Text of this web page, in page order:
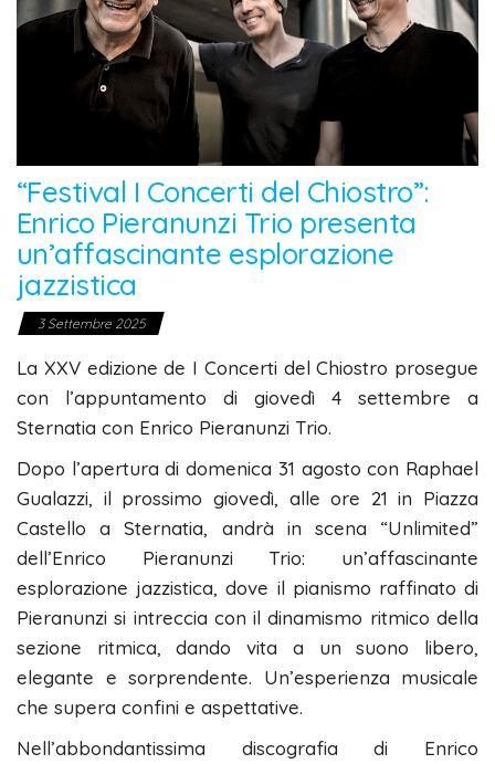
“Festival I Concerti del Chiostro”:
Enrico Pieranunzi Trio presenta
un’affascinante esplorazione
jazzistica
3 Settembre 2025
La XXV edizione de I Concerti del Chiostro prosegue
con l’appuntamento di giovedì 4 settembre a
Sternatia con Enrico Pieranunzi Trio.
Dopo l’apertura di domenica 31 agosto con Raphael
Gualazzi, il prossimo giovedì, alle ore 21 in Piazza
Castello a Sternatia, andrà in scena “Unlimited”
dell’Enrico Pieranunzi Trio: un’affascinante
esplorazione jazzistica, dove il pianismo raffinato di
Pieranunzi si intreccia con il dinamismo ritmico della
sezione ritmica, dando vita a un suono libero,
elegante e sorprendente. Un’esperienza musicale
che supera confini e aspettative.
Nell’abbondantissima discografia di Enrico